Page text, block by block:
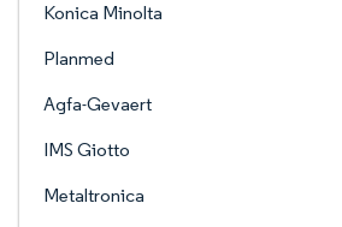
Konica Minolta
Planmed
Agfa-Gevaert
IMS Giotto
Metaltronica